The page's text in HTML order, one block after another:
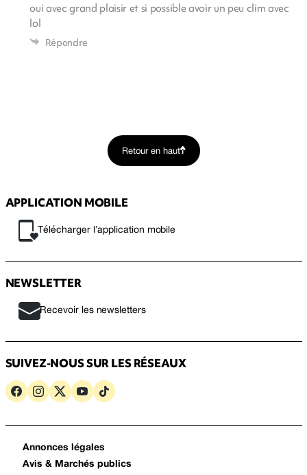
oui avec grand plaisir et si possible avoir un peu clim avec
lol
Répondre
Retour en haut
APPLICATION MOBILE
Télécharger l’application mobile
NEWSLETTER
Recevoir les newsletters
SUIVEZ-NOUS SUR LES RÉSEAUX
Annonces légales
Avis & Marchés publics